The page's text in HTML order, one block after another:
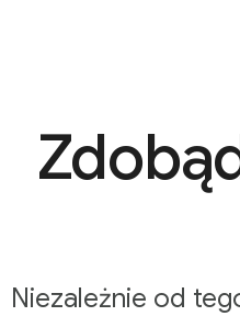
Niezależnie od